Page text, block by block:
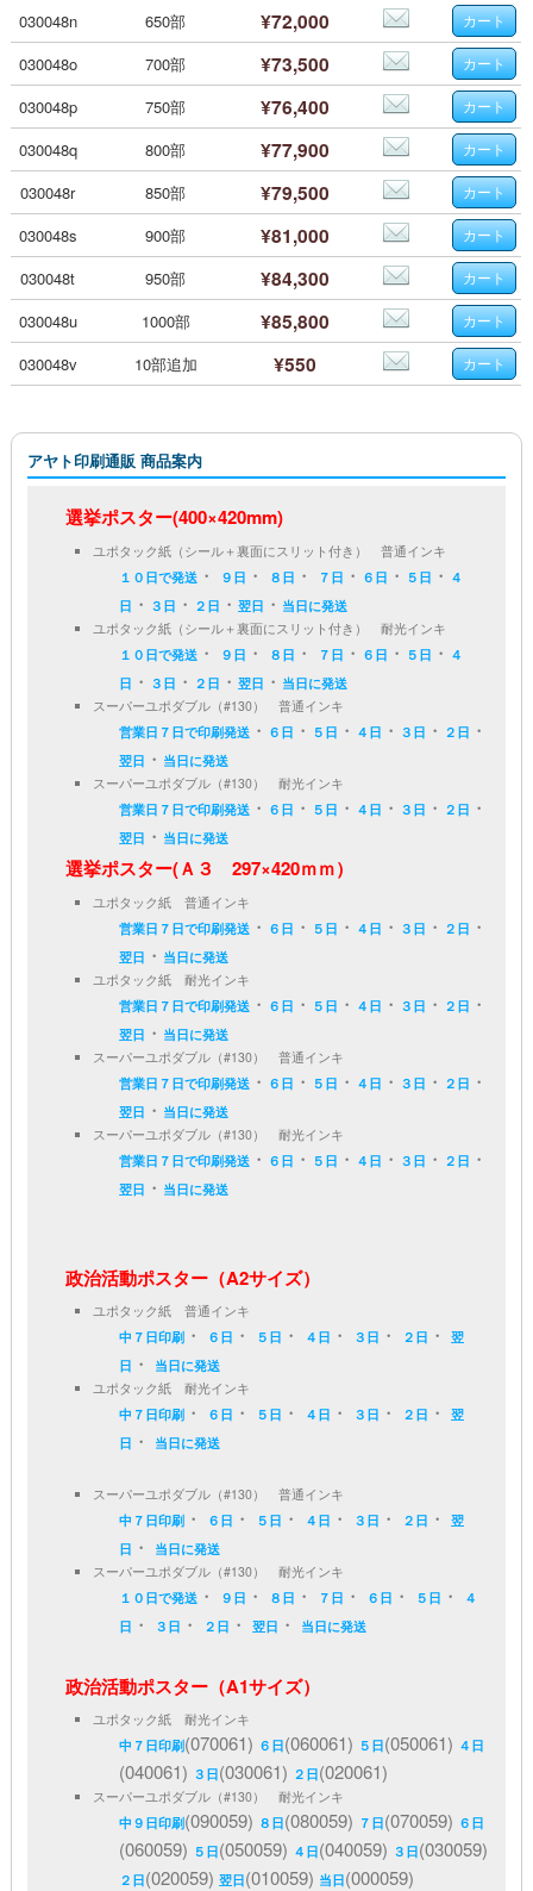
030048n 650部 ¥72,000
030048o 700部 ¥73,500
030048p 750部 ¥76,400
030048q 800部 ¥77,900
030048r 850部 ¥79,500
030048s 900部 ¥81,000
030048t 950部 ¥84,300
030048u 1000部 ¥85,800
030048v 10部追加 ¥550
アヤト印刷通販 商品案内
選挙ポスター(400×420mm)
ユポタック紙（シール＋裏面にスリット付き） 普通インキ
１０日で発送 ・ ９日 ・ ８日 ・ ７日 ・ ６日 ・ ５日 ・ ４
日 ・ ３日 ・ ２日 ・翌日 ・ 当日に発送
ユポタック紙（シール＋裏面にスリット付き） 耐光インキ
１０日で発送 ・ ９日 ・ ８日 ・ ７日 ・ ６日 ・ ５日 ・ ４
日 ・ ３日 ・ ２日 ・翌日 ・ 当日に発送
スーパーユポダブル（#130） 普通インキ
営業日７日で印刷発送 ・ ６日 ・ ５日 ・ ４日 ・ ３日 ・ ２日 ・
翌日 ・ 当日に発送
スーパーユポダブル（#130） 耐光インキ
営業日７日で印刷発送 ・ ６日 ・ ５日 ・ ４日 ・ ３日 ・ ２日 ・
翌日 ・ 当日に発送
選挙ポスター(Ａ３ 297×420ｍｍ）
ユポタック紙 普通インキ
営業日７日で印刷発送 ・ ６日 ・ ５日 ・ ４日 ・ ３日 ・ ２日 ・
翌日 ・ 当日に発送
ユポタック紙 耐光インキ
営業日７日で印刷発送 ・ ６日 ・ ５日 ・ ４日 ・ ３日 ・ ２日 ・
翌日 ・ 当日に発送
スーパーユポダブル（#130） 普通インキ
営業日７日で印刷発送 ・ ６日 ・ ５日 ・ ４日 ・ ３日 ・ ２日 ・
翌日 ・ 当日に発送
スーパーユポダブル（#130） 耐光インキ
営業日７日で印刷発送 ・ ６日 ・ ５日 ・ ４日 ・ ３日 ・ ２日 ・
翌日 ・ 当日に発送
政治活動ポスター（A2サイズ）
ユポタック紙 普通インキ
中７日印刷 ・ ６日 ・ ５日 ・ ４日 ・ ３日 ・ ２日 ・翌
日 ・
当日に発送
ユポタック紙 耐光インキ
中７日印刷 ・ ６日 ・ ５日 ・ ４日 ・ ３日 ・ ２日 ・翌
日 ・ 当日に発送
スーパーユポダブル（#130） 普通インキ
中７日印刷 ・ ６日 ・ ５日 ・ ４日 ・ ３日 ・ ２日 ・翌
日 ・
当日に発送
スーパーユポダブル（#130） 耐光インキ
１０日で発送 ・ ９日 ・ ８日 ・ ７日 ・ ６日 ・ ５日 ・
４
日 ・ ３日 ・ ２日 ・翌日 ・ 当日に発送
政治活動ポスター（A1サイズ）
ユポタック紙 耐光インキ
中７日印刷(070061) ６日(060061) ５日(050061) ４日
(040061) ３日(030061) ２日(020061)
スーパーユポダブル（#130） 耐光インキ
中９日印刷(090059) ８日(080059) ７日(070059) ６日
(060059) ５日(050059) ４日(040059) ３日(030059)
２日(020059)翌日(010059) 当日(000059)